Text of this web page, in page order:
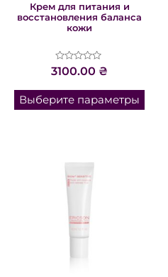
Крем для питания и
восстановления баланса
кожи
Оценка
0
3100.00 ₴
Выберите параметры